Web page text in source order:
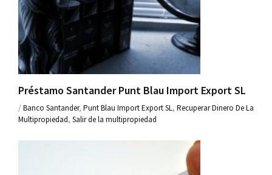
Préstamo Santander Punt Blau Import Export SL
/Banco Santander, Punt Blau Import Export SL, Recuperar Dinero De La
Multipropiedad, Salir de la multipropiedad